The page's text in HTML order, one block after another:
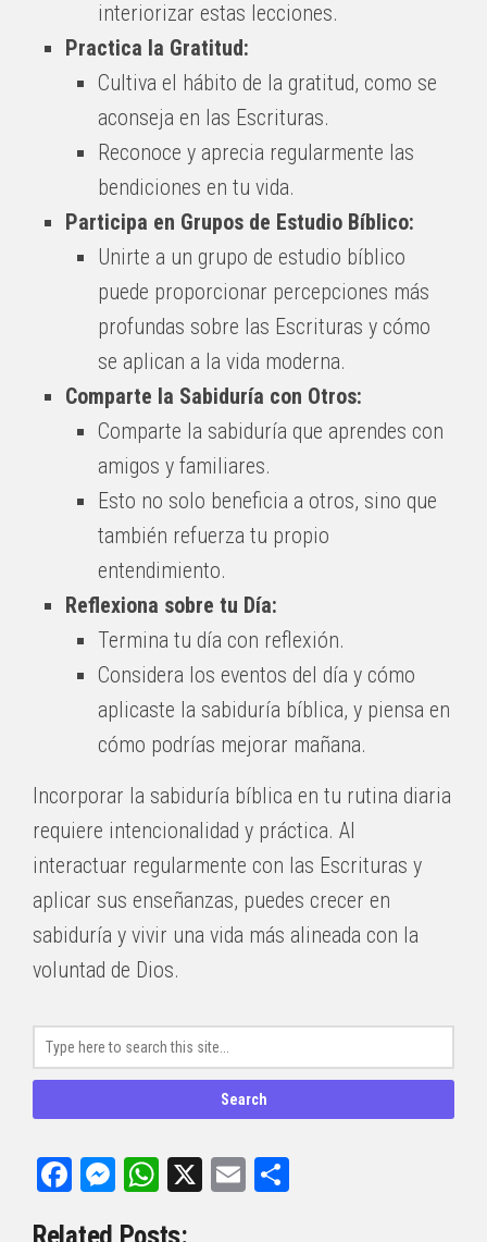
interiorizar estas lecciones.
Practica la Gratitud:
Cultiva el hábito de la gratitud, como se
aconseja en las Escrituras.
Reconoce y aprecia regularmente las
bendiciones en tu vida.
Participa en Grupos de Estudio Bíblico:
Unirte a un grupo de estudio bíblico
puede proporcionar percepciones más
profundas sobre las Escrituras y cómo
se aplican a la vida moderna.
Comparte la Sabiduría con Otros:
Comparte la sabiduría que aprendes con
amigos y familiares.
Esto no solo beneficia a otros, sino que
también refuerza tu propio
entendimiento.
Reflexiona sobre tu Día:
Termina tu día con reflexión.
Considera los eventos del día y cómo
aplicaste la sabiduría bíblica, y piensa en
cómo podrías mejorar mañana.
Incorporar la sabiduría bíblica en tu rutina diaria
requiere intencionalidad y práctica. Al
interactuar regularmente con las Escrituras y
aplicar sus enseñanzas, puedes crecer en
sabiduría y vivir una vida más alineada con la
voluntad de Dios.
Facebook
Messenger
WhatsApp
X Email